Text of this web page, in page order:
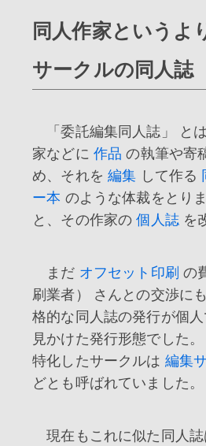
同人作家というよ
サークルの同人誌
「委託編集同人誌」 と
家などに 作品 の執筆や寄
め、それを編集 して作る
ー本 のような体裁をとり
と、その作家の個人誌を
まだ オフセット印刷 の
刷業者） さんとの交渉に
格的な同人誌の発行が個
見かけた発行形態でした
特化したサークルは 編集
どとも呼ばれていました。
現在もこれに似た同人